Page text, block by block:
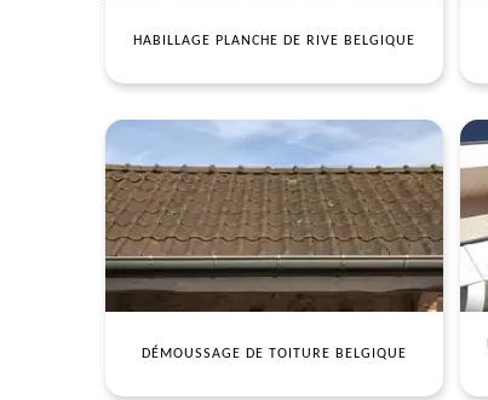
HABILLAGE PLANCHE DE RIVE BELGIQUE
DÉMOUSSAGE DE TOITURE BELGIQUE